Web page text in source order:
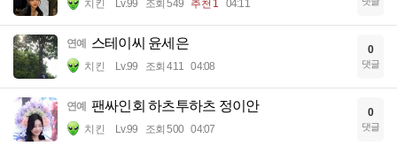
치킨 Lv.99 조회 549 추천 1 04:11
연예 스테이씨 윤세은
치킨 Lv.99 조회 411 04:08
0
댓글
연예 팬싸인회 하츠투하츠 정이안
치킨 Lv.99 조회 500 04:07
0
댓글